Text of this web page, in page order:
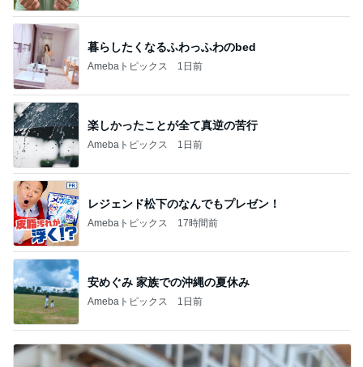
暮らしたくなるふわっふわのbed
Amebaトピックス 1日前
楽しかったことが全て真逆の苦行
Amebaトピックス 1日前
レジェンド松下のなんでもプレゼン！
Amebaトピックス 17時間前
安めぐみ 家族での沖縄の夏休み
Amebaトピックス 1日前